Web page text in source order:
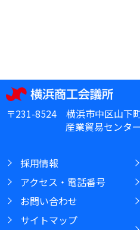
〒231-8524 横浜市中区山下
産業貿易センター
採用情報
アクセス・電話番号
お問い合わせ
サイトマップ